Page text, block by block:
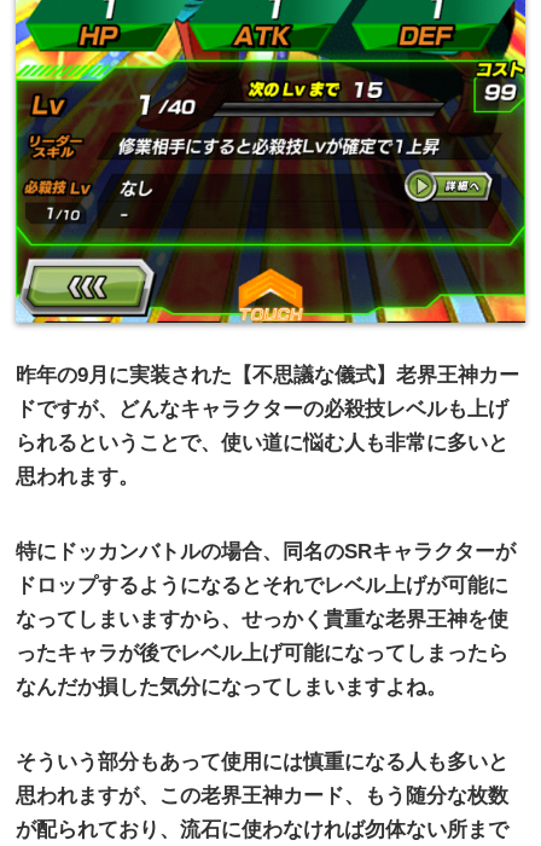
昨年の9月に実装された【不思議な儀式】老界王神カー
ドですが、どんなキャラクターの必殺技レベルも上げ
られるということで、使い道に悩む人も非常に多いと
思われます。
特にドッカンバトルの場合、同名のSRキャラクターが
ドロップするようになるとそれでレベル上げが可能に
なってしまいますから、せっかく貴重な老界王神を使
ったキャラが後でレベル上げ可能になってしまったら
なんだか損した気分になってしまいますよね。
そういう部分もあって使用には慎重になる人も多いと
思われますが、この老界王神カード、もう随分な枚数
が配られており、流石に使わなければ勿体ない所まで